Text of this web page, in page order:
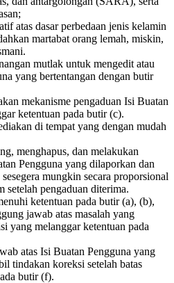
atas dasar perbedaan jenis kelamin
martabat orang lemah, miskin,
mutlak untuk mengedit atau
yang bertentangan dengan butir
mekanisme pengaduan Isi Buatan
ketentuan pada butir (c).
di tempat yang dengan mudah
menghapus, dan melakukan
Pengguna yang dilaporkan dan
mungkin secara proporsional
setelah pengaduan diterima.
ketentuan pada butir (a), (b),
jawab atas masalah yang
yang melanggar ketentuan pada
atas Isi Buatan Pengguna yang
tindakan koreksi setelah batas
butir (f).